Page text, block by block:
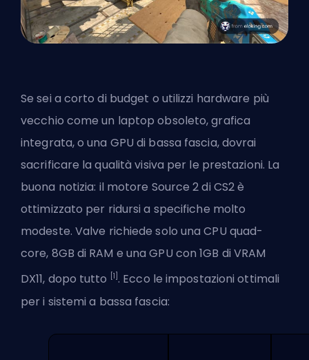
Se sei a corto di budget o utilizzi hardware più
vecchio come un laptop obsoleto, grafica
integrata, o una GPU di bassa fascia, dovrai
sacrificare la qualità visiva per le prestazioni. La
buona notizia: il motore Source 2 di CS2è
ottimizzato per ridursi a specifiche molto
modeste. Valve richiede solo una CPU quad-
core, 8GB di RAM e una GPU con 1GB di VRAM
DX11, dopo tutto
[1] . Ecco le impostazioni ottimali
per i sistemi a bassa fascia: